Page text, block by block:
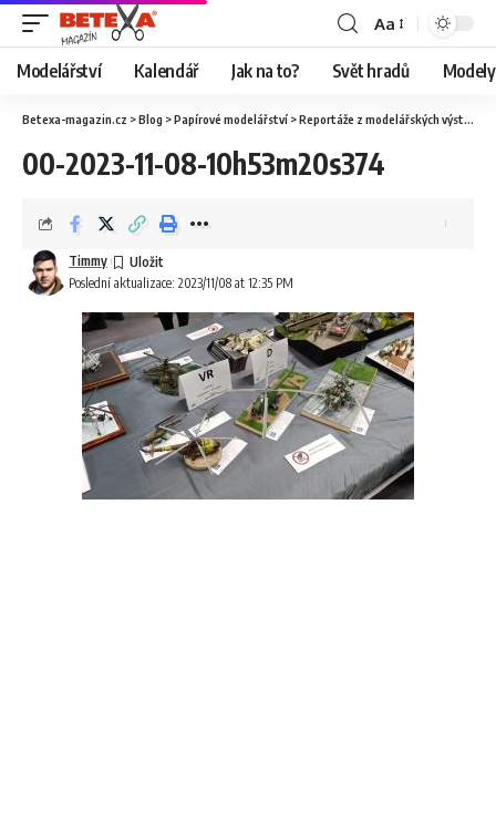
Aa
Modelářství Kalendář Jak na to? Svět hradů
Betexa-magazin.cz >Blog >Papírové modelářství >Reportáže z modelářských výstav
00-2023-11-08-10h53m20s374
Poslední aktualizace: 2023/11/08 at 12:35 PM
Timmy